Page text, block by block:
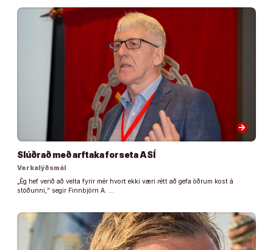
arrow_forward
Slúðrað með arftaka forseta ASÍ
Verkalýðsmál
„Ég hef verið að velta fyrir mér hvort ekki væri rétt að gefa öðrum kost á
stöðunni,“ segir Finnbjörn A. …